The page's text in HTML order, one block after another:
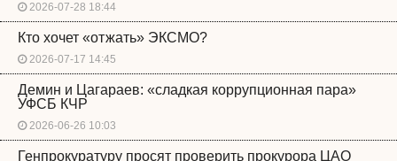
2026-07-28 18:44
Кто хочет «отжать» ЭКСМО?
2026-07-17 14:45
Демин и Цагараев: «сладкая коррупционная пара»
УФСБ КЧР
2026-06-26 10:03
Генпрокуратуру просят проверить прокурора ЦАО